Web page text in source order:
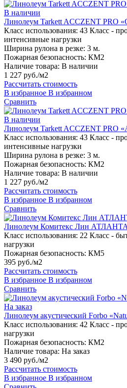
В наличии
Линолеум Tarkett ACCZENT PRO
Класс использования: 43 Класс -
интенсивные нагрузки
Ширина рулона в резке: 3 м.
Пожарная безопасность: КМ2
Наличие товара: В наличии
1 227 руб./м2
Рассчитать стоимость
В избранное В избранном
Сравнить
В наличии
Линолеум Tarkett ACCZENT PRO
Класс использования: 43 Класс -
интенсивные нагрузки
Ширина рулона в резке: 3 м.
Пожарная безопасность: КМ2
Наличие товара: В наличии
1 227 руб./м2
Рассчитать стоимость
В избранное В избранном
Сравнить
Линолеум Комитекс Лин
Класс использования: 22 Класс -
нагрузки
Пожарная безопасность: КМ5
395 руб./м2
Рассчитать стоимость
В избранное В избранном
Сравнить
На заказ
Линолеум акустический Forbo
Класс использования: 42 Класс -
нагрузки
Пожарная безопасность: КМ2
Наличие товара: На заказ
3 490 руб./м2
Рассчитать стоимость
В избранное В избранном